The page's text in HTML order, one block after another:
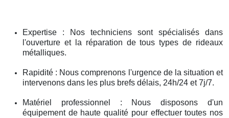
Expertise : Nos techniciens sont spécialisés dans
l'ouverture et la réparation de tous types de rideaux
métalliques.
Rapidité : Nous comprenons l'urgence de la situation et
intervenons dans les plus brefs délais, 24h/24 et 7j/7.
Matériel professionnel : Nous disposons d'un
équipement de haute qualité pour effectuer toutes nos